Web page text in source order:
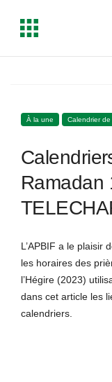
T
g
e
À la une Calendrier
Ramadan
L’APBIF a le plaisir
les horaires des
l’Hégire (2023)
dans cet article les
calendriers.